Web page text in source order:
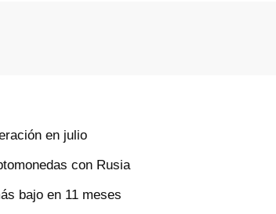
en julio
con Rusia
bajo en 11 meses